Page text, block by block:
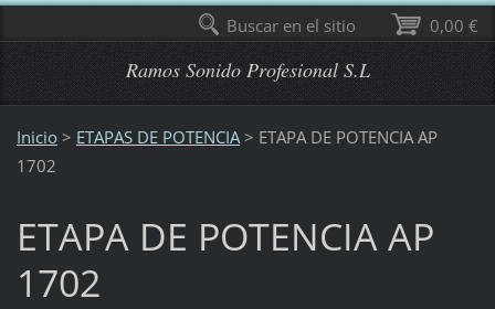
Ramos Sonido Profesional S.L
Inicio > ETAPAS DE POTENCIA > ETAPA DE POTENCIA AP
1702
ETAPA DE POTENCIA AP
1702
0,00 €
Buscar en el sitio